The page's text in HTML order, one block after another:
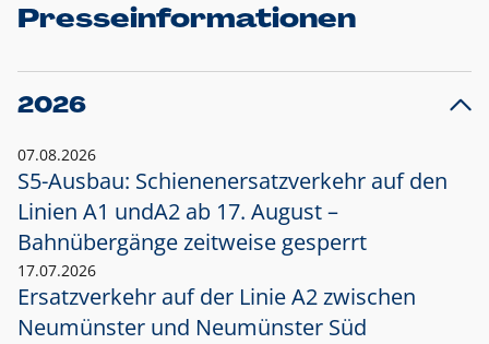
Presseinformationen
2026
07.08.2026
S5-Ausbau: Schienenersatzverkehr auf den
Linien A1 undA2 ab 17. August –
Bahnübergänge zeitweise gesperrt
17.07.2026
Ersatzverkehr auf der Linie A2 zwischen
Neumünster und Neumünster Süd